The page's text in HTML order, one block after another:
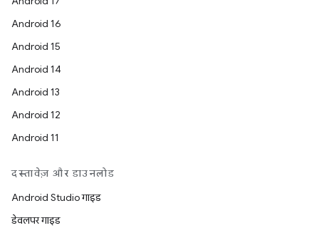
Android 16
Android 15
Android 14
Android 13
Android 12
Android 11
दस्तावेज़ और डाउनलोड
Android Studio गाइड
डेवलपर गाइड